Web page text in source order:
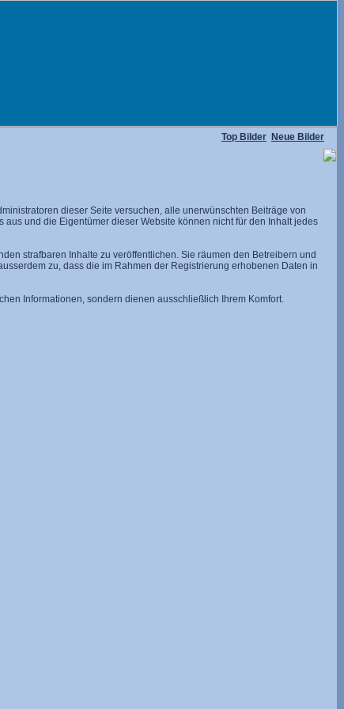
Top Bilder Neue Bilder
dieser Seite versuchen, alle unerwünschten Beiträge von
und die Eigentümer dieser Website können nicht für den Inhalt jedes
strafbaren Inhalte zu veröffentlichen. Sie räumen den Betreibern und
zu, dass die im Rahmen der Registrierung erhobenen Daten in
Informationen, sondern dienen ausschließlich Ihrem Komfort.